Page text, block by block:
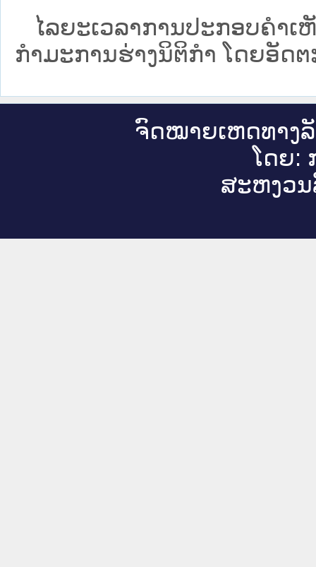
ໄລຍະເວລາການປະກອບຄຳ
ກຳມະການຮ່າງນິຕິກຳ ໂດຍ​ອັດ​
ຈົດ​ໝາຍ​ເຫດ​ທາງ​
ໂດຍ:
ສະ​ຫງວນ​